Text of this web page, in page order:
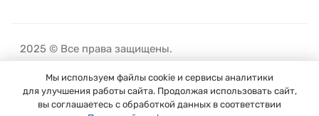
В корзину
2025 © Все права защищены.
Мы используем файлы cookie и сервисы аналитики
для улучшения работы сайта. Продолжая использовать сайт,
вы соглашаетесь с обработкой данных в соответствии